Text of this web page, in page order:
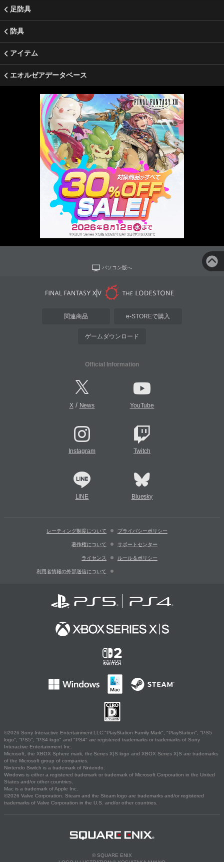
足防具
防具
アイテム
エオルゼアデータベース
パソコン版へ
関連商品 e-STOREで購入
ゲームダウンロード
Official Information
X/ News YouTube
Instagram Twitch
LINE Bluesky
レーティング制度について プライバシーポリシー
著作権について サポートセンター
ライセンス ルール＆ポリシー
利用者情報の外部送信について
©2026 Sony Interactive Entertainment LLC."PlayStation Family Mark", "PlayStation", "PS5
logo", "PS5", "PS4 logo" and "PS4" are registered trademarks or trademarks of Sony
Interactive Entertainment Inc.
Microsoft, the XBOX Sphere mark, the Series X|S logo and XBOX Series X|S are trademarks
of the Microsoft group of companies.
Nintendo Switch is a trademark of Nintendo.
Windows is either a registered trademark or trademark of Microsoft Corporation in the United
States and/or other countries.
Mac is a trademark of Apple Inc.
©2026 Valve Corporation. Steam and the Steam logo are trademarks and/or registered
trademarks of Valve Corporation in the U.S. and/or other countries.
© SQUARE ENIX